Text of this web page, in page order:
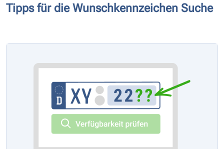
Tipps für die Wunschkennzeichen Suche